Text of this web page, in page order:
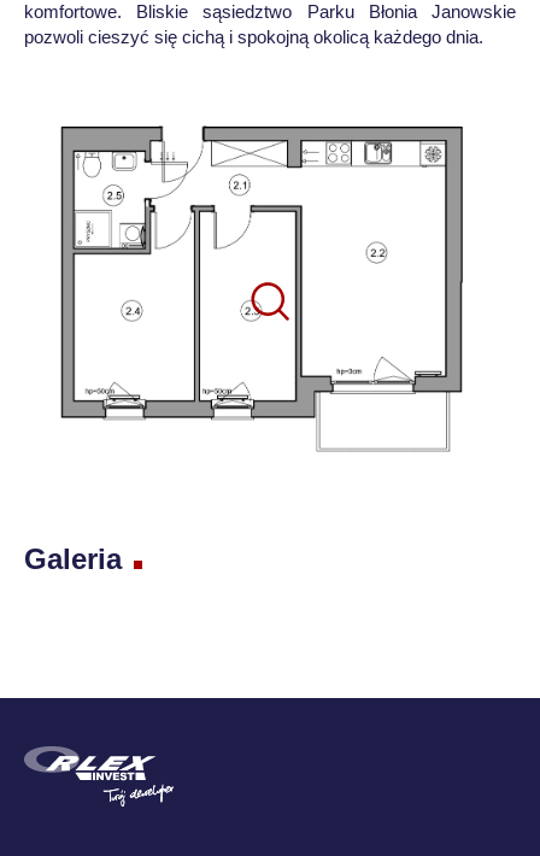
komfortowe. Bliskie sąsiedztwo Parku Błonia Janowskie
pozwoli cieszyć się cichą i spokojną okolicą każdego dnia.
Galeria